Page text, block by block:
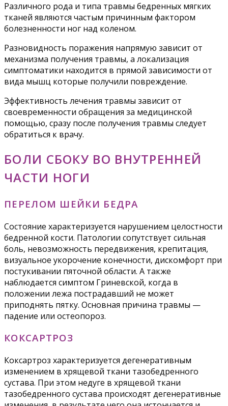
Различного рода и типа травмы бедренных мягких
тканей являются частым причинным фактором
болезненности ног над коленом.
Разновидность поражения напрямую зависит от
механизма получения травмы, а локализация
симптоматики находится в прямой зависимости от
вида мышц которые получили повреждение.
Эффективность лечения травмы зависит от
своевременности обращения за медицинской
помощью, сразу после получения травмы следует
обратиться к врачу.
БОЛИ СБОКУ ВО ВНУТРЕННЕЙ
ЧАСТИ НОГИ
ПЕРЕЛОМ ШЕЙКИ БЕДРА
Состояние характеризуется нарушением целостности
бедренной кости. Патологии сопутствует сильная
боль, невозможность передвижения, крепитация,
визуальное укорочение конечности, дискомфорт при
постукивании пяточной области. А также
наблюдается симптом Гриневской, когда в
положении лежа пострадавший не может
приподнять пятку. Основная причина травмы —
падение или остеопороз.
КОКСАРТРОЗ
Коксартроз характеризуется дегенеративным
изменением в хрящевой ткани тазобедренного
сустава. При этом недуге в хрящевой ткани
тазобедренного сустава происходят дегенеративные